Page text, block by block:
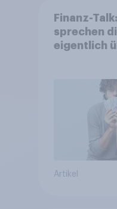
Finanz-
sprechen
eigentlich
Artikel